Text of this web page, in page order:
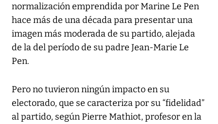
normalización emprendida por Marine Le Pen
hace más de una década para presentar una
imagen más moderada de su partido, alejada
de la del período de su padre Jean-Marie Le
Pen.
Pero no tuvieron ningún impacto en su
electorado, que se caracteriza por su “fidelidad”
al partido, según Pierre Mathiot, profesor en la